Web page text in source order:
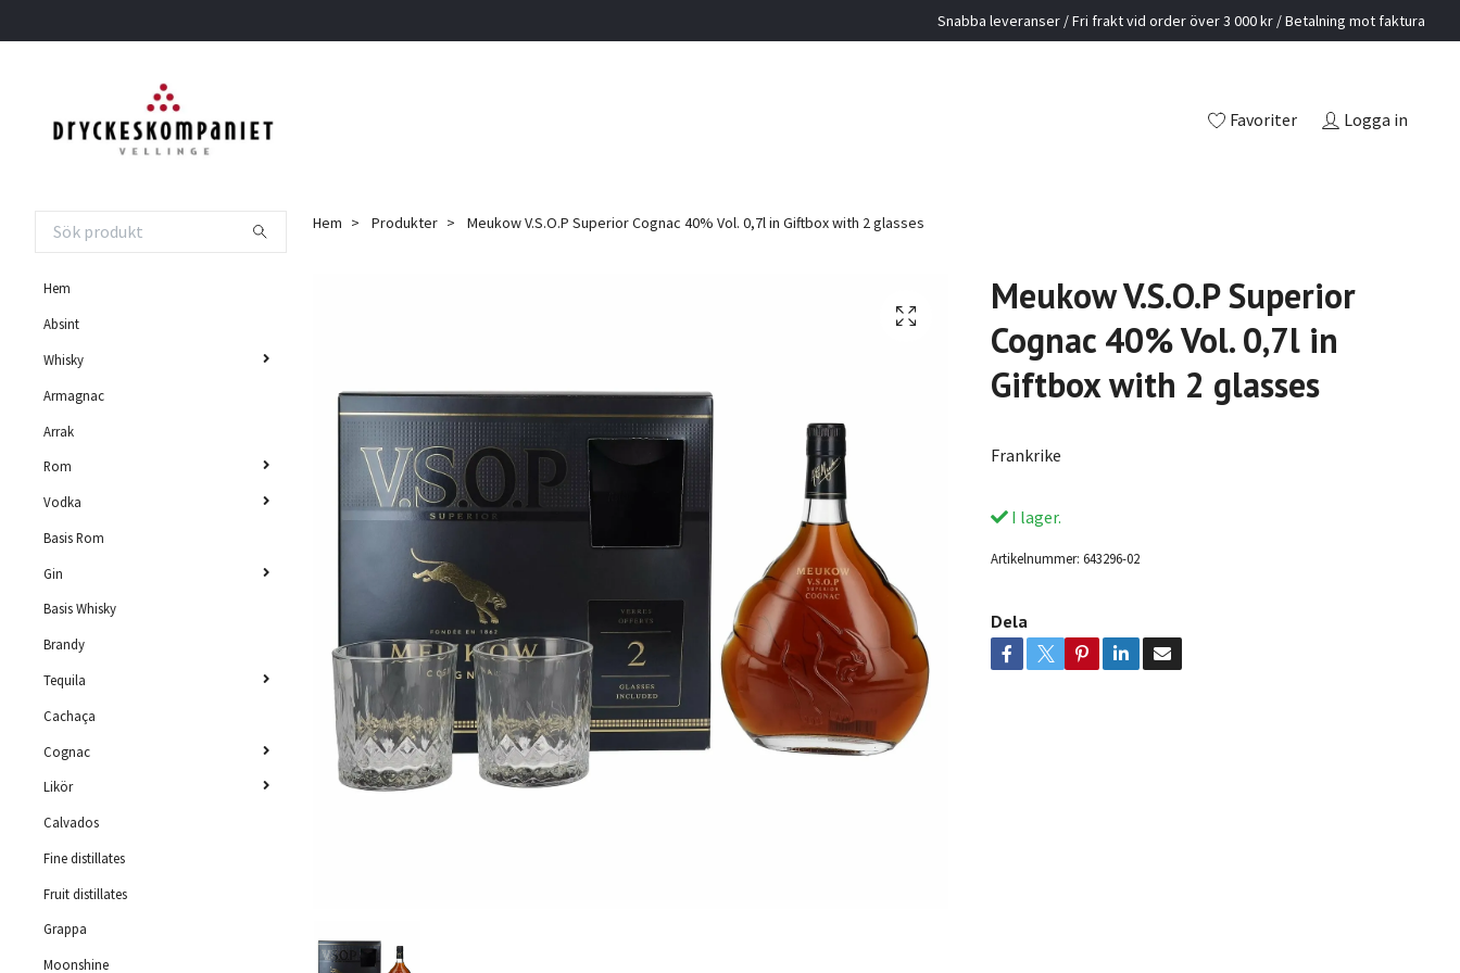
Snabba leveranser / Fri frakt vid order över 3 000 kr / Betalning mot faktura
Favoriter Logga in
Hem
Absint
Whisky
Armagnac
Arrak
Rom
Vodka
Basis Rom
Gin
Basis Whisky
Brandy
Tequila
Cachaça
Cognac
Likör
Calvados
Fine distillates
Fruit distillates
Grappa
Moonshine
Hem Produkter Meukow V.S.O.P Superior Cognac 40% Vol. 0,7l in Giftbox with 2 glasses
Meukow V.S.O.P Superior
Cognac 40% Vol. 0,7l in
Giftbox with 2 glasses
Frankrike
I lager.
Artikelnummer: 643296-02
Dela